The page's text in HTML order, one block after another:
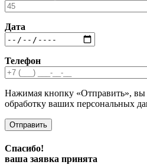
Дата
Телефон
Нажимая кнопку «Отправить», вы
обработку ваших персональных
Спасибо!
ваша заявка принята